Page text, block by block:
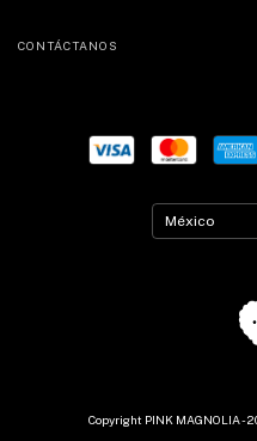
CONTÁCTANOS
Copyright PINK MAGNOLIA -